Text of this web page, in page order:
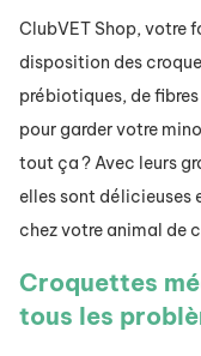
ClubVET Shop, votre
disposition des
prébiotiques, de
pour garder votre
tout ça ? Avec leurs
elles sont délicieuses
chez votre animal de
Croquettes
tous les